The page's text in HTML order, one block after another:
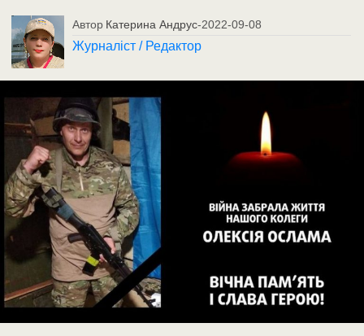
Автор Катерина Андрус-2022-09-08
Журналіст / Редактор